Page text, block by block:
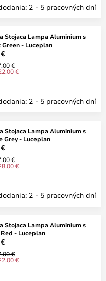
2 - 5 pracovných dní
Stojaca Lampa Aluminium s
- Luceplan
€
€
2 - 5 pracovných dní
Stojaca Lampa Aluminium s
Grey - Luceplan
€
€
2 - 5 pracovných dní
Stojaca Lampa Aluminium s
- Luceplan
€
€